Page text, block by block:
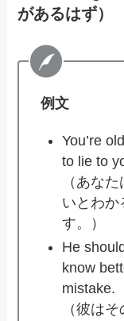
があるはず）
例文
You’re
to lie to
（あな
いとわか
す。）
He
know
mistake.
（彼は